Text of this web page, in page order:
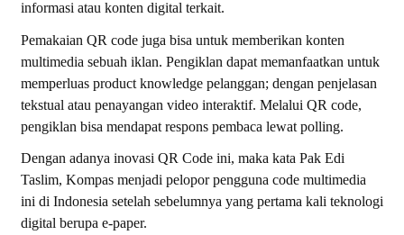
informasi atau konten digital terkait.
Pemakaian QR code juga bisa untuk memberikan konten
multimedia sebuah iklan. Pengiklan dapat memanfaatkan untuk
memperluas product knowledge pelanggan; dengan penjelasan
tekstual atau penayangan video interaktif. Melalui QR code,
pengiklan bisa mendapat respons pembaca lewat polling.
Dengan adanya inovasi QR Code ini, maka kata Pak Edi
Taslim, Kompas menjadi pelopor pengguna code multimedia
ini di Indonesia setelah sebelumnya yang pertama kali teknologi
digital berupa e-paper.